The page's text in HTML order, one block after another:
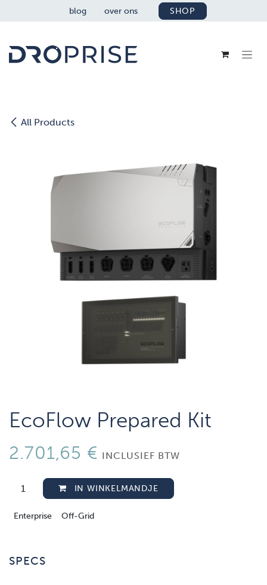
OVERSLAAN NAAR INHOUD
blog over ons SHOP
All Products
EcoFlow Prepared Kit
2.701,65 € INCLUSIEF BTW
IN WINKELMANDJE
Enterprise Off-Grid
SPECS